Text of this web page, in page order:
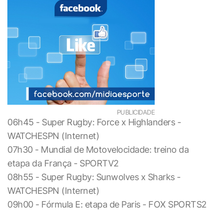
PUBLICIDADE
06h45 - Super Rugby: Force x Highlanders -
WATCHESPN (Internet)
07h30 - Mundial de Motovelocidade: treino da
etapa da França - SPORTV2
08h55 - Super Rugby: Sunwolves x Sharks -
WATCHESPN (Internet)
09h00 - Fórmula E: etapa de Paris - FOX SPORTS2